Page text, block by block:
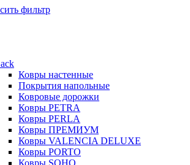
фильтр
Ковры настенные
Покрытия напольные
Ковровые дорожки
Ковры PETRA
Ковры PERLA
Ковры ПРЕМИУМ
Ковры VALENCIA DELUXE
Ковры PORTO
Ковры SOHO